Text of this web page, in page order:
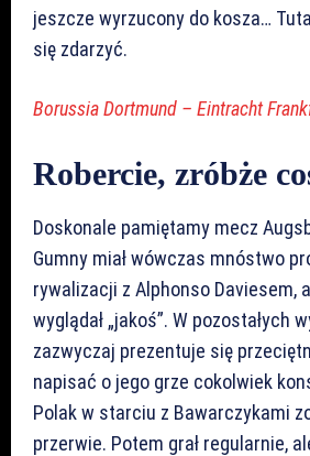
jeszcze wyrzucony do kosza…
się zdarzyć.
Borussia Dortmund – Eintracht
Robercie, zróbże
Doskonale pamiętamy mecz
Gumny miał wówczas mnóstwo
rywalizacji z Alphonso Daviesem,
wyglądał „jakoś”. W pozostałych
zazwyczaj prezentuje się
napisać o jego grze cokolwiek
Polak w starciu z Bawarczykami
przerwie. Potem grał regularnie,